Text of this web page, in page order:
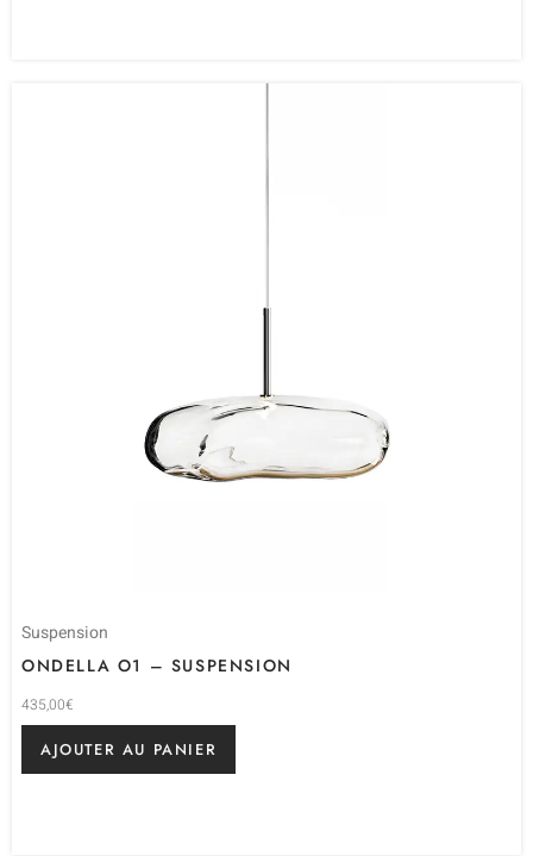
Suspension
ONDELLA O1 – SUSPENSION
435,00€
AJOUTER AU PANIER